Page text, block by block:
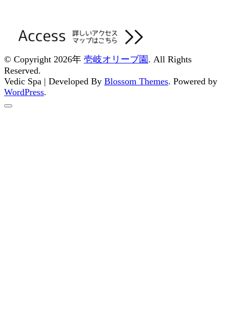
© Copyright 2026年 壱岐オリーブ園 . All Rights
Reserved.
Vedic Spa | Developed By Blossom Themes. Powered by
WordPress.